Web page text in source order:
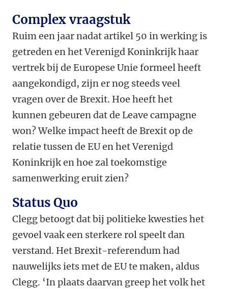
Complex vraagstuk
Ruim een jaar nadat artikel 50 in werking is
getreden en het Verenigd Koninkrijk haar
vertrek bij de Europese Unie formeel heeft
aangekondigd, zijn er nog steeds veel
vragen over de Brexit. Hoe heeft het
kunnen gebeuren dat de Leave campagne
won? Welke impact heeft de Brexit op de
relatie tussen de EU en het Verenigd
Koninkrijk en hoe zal toekomstige
samenwerking eruit zien?
Status Quo
Clegg betoogt dat bij politieke kwesties het
gevoel vaak een sterkere rol speelt dan
verstand. Het Brexit-referendum had
nauwelijks iets met de EU te maken, aldus
Clegg. ‘In plaats daarvan greep het volk het